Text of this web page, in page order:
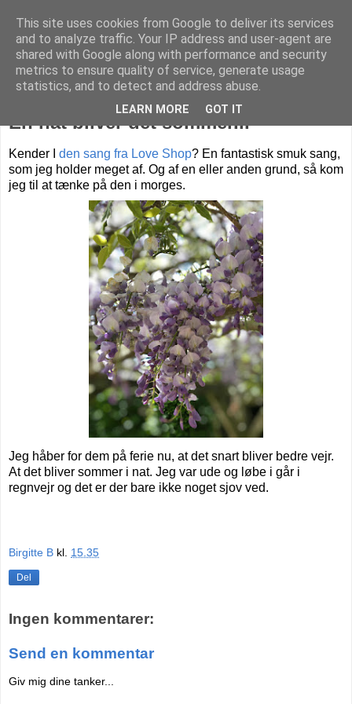
Livet på Vestegnen
En nat bliver det sommer...
Kender I den sang fra Love Shop? En fantastisk smuk sang,
som jeg holder meget af. Og af en eller anden grund, så kom
jeg til at tænke på den i morges.
Jeg håber for dem på ferie nu, at det snart bliver bedre vejr.
At det bliver sommer i nat. Jeg var ude og løbe i går i
regnvejr og det er der bare ikke noget sjov ved.
Birgitte B kl. 15.35
Del
Ingen kommentarer:
Send en kommentar
Giv mig dine tanker...
This site uses cookies from Google to deliver its services
and to analyze traffic. Your IP address and user-agent are
shared with Google along with performance and security
metrics to ensure quality of service, generate usage
statistics, and to detect and address abuse.
LEARN MORE GOT IT